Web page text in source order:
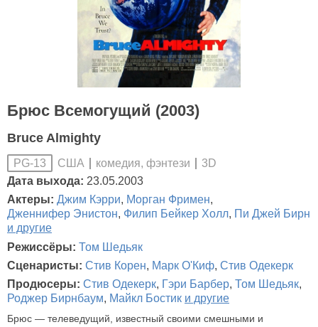
Брюс Всемогущий (2003)
Bruce Almighty
PG-13 США комедия, фэнтези
3D
Дата выхода: 23.05.2003
Актеры: Джим Кэрри, Морган Фримен,
Дженнифер Энистон, Филип Бейкер Холл, Пи Джей Бирн
и другие
Режиссёры: Том Шедьяк
Сценаристы: Стив Корен, Марк О'Киф, Стив Одекерк
Продюсеры: Стив Одекерк, Гэри Барбер, Том Шедьяк,
Роджер Бирнбаум, Майкл Бостик и другие
Брюс — телеведущий, известный своими смешными и